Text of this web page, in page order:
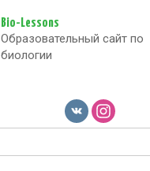
Bio-Lessons
Образовательный сайт по
биологии